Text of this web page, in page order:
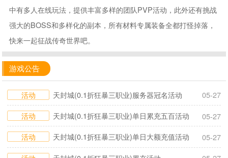
中有多人在线玩法，提供丰富多样的团队PVP活动，此外还有挑战
强大的BOSS和多样化的副本，所有材料专属装备全都打怪掉落，
快来一起征战传奇世界吧。
游戏公告
活动 天封城(0.1折狂暴三职业)服务器冠名活动
05-27
活动
天封城(0.1折狂暴三职业)单日累充五百活动
05-27
活动
天封城(0.1折狂暴三职业)单日大额充值活动
05-27